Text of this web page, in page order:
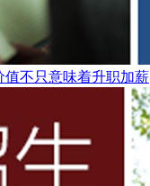
值不只意味着升职加薪